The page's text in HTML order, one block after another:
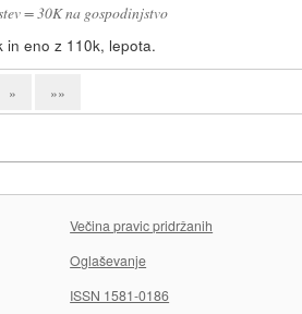
= 30K na gospodinjstvo
in eno z 110k, lepota.
» »»
Večina pravic pridržanih
Oglaševanje
ISSN 1581-0186